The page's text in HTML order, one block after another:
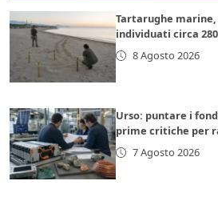
Tartarughe
individuati circa
8 Agosto 2026
Urso: puntare i
prime critiche per
7 Agosto 2026